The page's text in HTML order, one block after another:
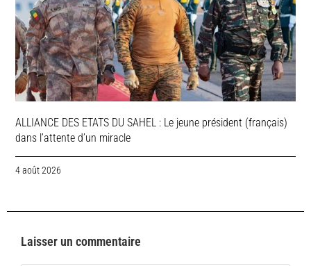
ALLIANCE DES ETATS DU SAHEL : Le jeune président (français)
dans l’attente d’un miracle
4 août 2026
Laisser un commentaire